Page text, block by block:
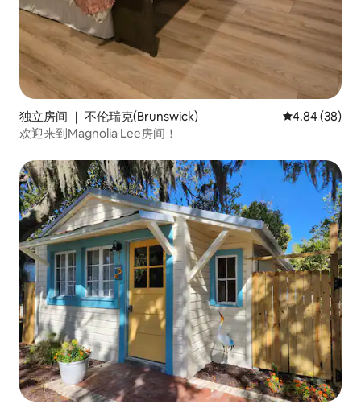
独立房间 ｜ 不伦瑞克(Brunswick) 平均评分 4.84
4.84 (38)
欢迎来到Magnolia Lee房间！